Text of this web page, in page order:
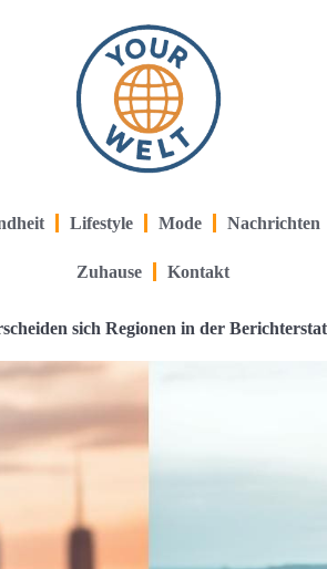
Lifestyle Mode Nachrichten
Zuhause Kontakt
sich Regionen in der